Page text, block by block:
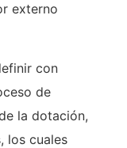
externo
con
de
la dotación,
los cuales